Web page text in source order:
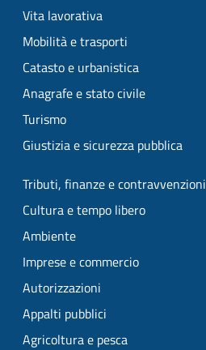
Vita lavorativa
Mobilità e trasporti
Catasto e urbanistica
Anagrafe e stato civile
Turismo
Giustizia e sicurezza pubblica
Tributi, finanze e contravvenzioni
Cultura e tempo libero
Ambiente
Imprese e commercio
Autorizzazioni
Appalti pubblici
Agricoltura e pesca